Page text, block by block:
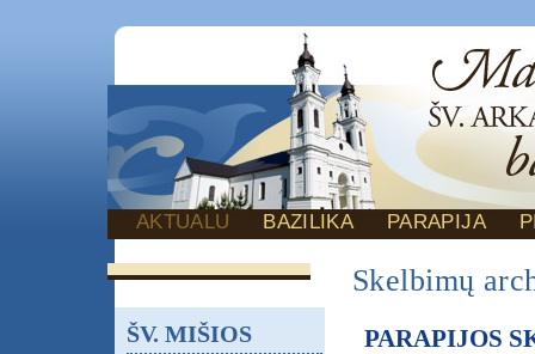
AKTUALU BAZILIKA PARAPIJA
Skelbimų
PARAPIJOS
ŠV. MIŠIOS